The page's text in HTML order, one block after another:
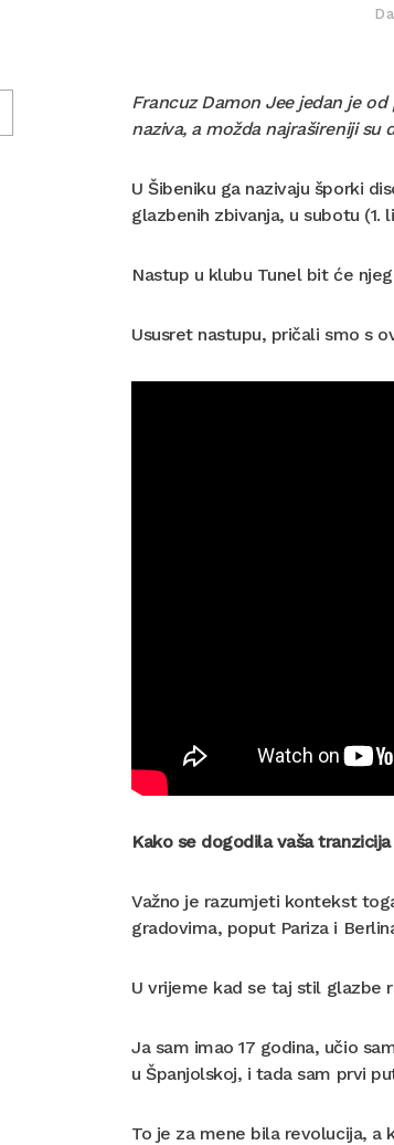
Francuz Damon Jee jedan je
naziva, a možda najrašireniji su
U Šibeniku ga nazivaju šporki
glazbenih zbivanja, u subotu (1.
Nastup u klubu Tunel bit će
Ususret nastupu, pričali smo s
Kako se dogodila vaša
Važno je razumjeti kontekst
gradovima, poput Pariza i
U vrijeme kad se taj stil glazbe
Ja sam imao 17 godina, učio
u Španjolskoj, i tada sam prvi
To je za mene bila revolucija,